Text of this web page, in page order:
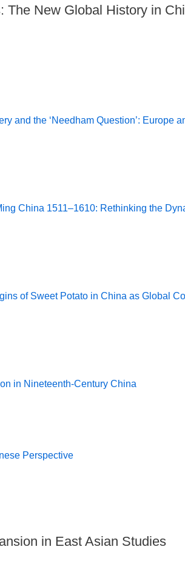
The New Global History in
and the ‘Needham Question’: Europe
China 1511–1610: Rethinking the
of Sweet Potato in China as Global
in Nineteenth-Century China
Perspective
in East Asian Studies